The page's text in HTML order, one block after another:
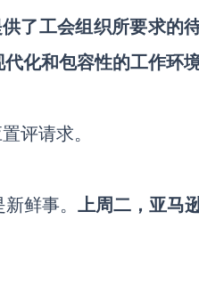
了工会组织所要求的待
化和包容性的工作环境
评请求。
鲜事。 上周二，亚马